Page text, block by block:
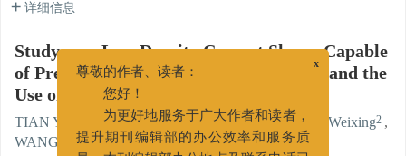
详细信息
Study on a Low Density Cement Slurry Capable
of Preventing and Stopping Mud Losses and the
Use of the Slurry
TIAN Ye MA Chunxu1 , ZHAO Jun1 , CHEN Weixing2 ,
WANG Yixin1 , SONG Weikai1
尊敬的作者、读者：
您好！
为更好地服务于广大作者和读者，
提升期刊编辑部的办公效率和服务质